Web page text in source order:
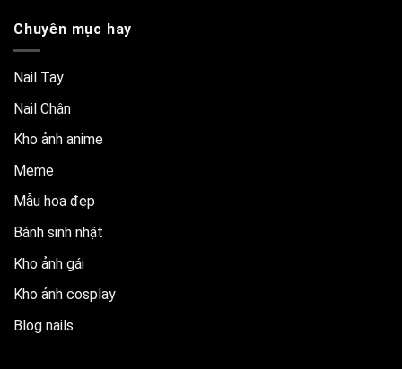
Chuyên mục hay
Nail Tay
Nail Chân
Kho ảnh anime
Meme
Mẫu hoa đẹp
Bánh sinh nhật
Kho ảnh gái
Kho ảnh cosplay
Blog nails